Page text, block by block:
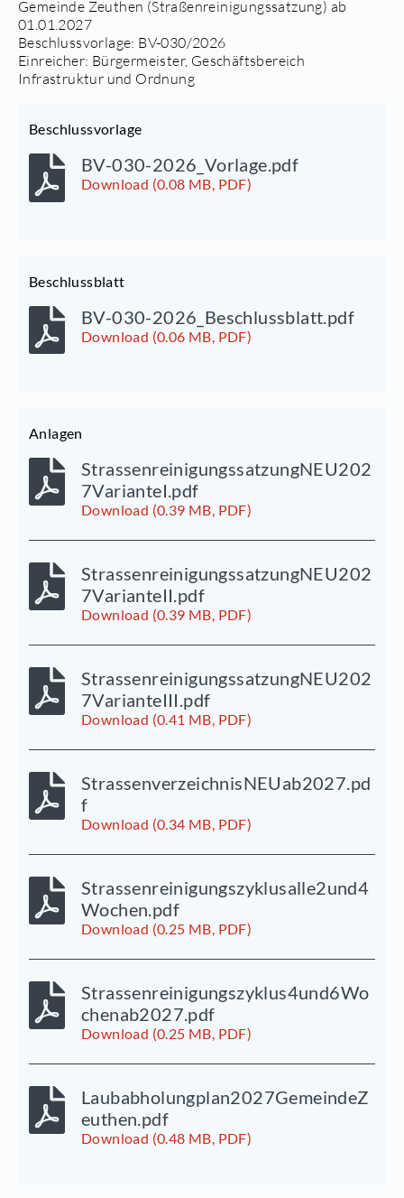
Gemeinde Zeuthen (Straßenreinigungssatzung) ab
01.01.2027
Beschlussvorlage: BV-030/2026
Einreicher: Bürgermeister, Geschäftsbereich
Infrastruktur und Ordnung
Beschlussvorlage
BV-030-2026_Vorlage.pdf
Download (0.08 MB, PDF)
Beschlussblatt
BV-030-2026_Beschlussblatt.pdf
Download (0.06 MB, PDF)
Anlagen
StrassenreinigungssatzungNEU202
7VarianteI.pdf
Download (0.39 MB, PDF)
StrassenreinigungssatzungNEU202
7VarianteII.pdf
Download (0.39 MB, PDF)
StrassenreinigungssatzungNEU202
7VarianteIII.pdf
Download (0.41 MB, PDF)
StrassenverzeichnisNEUab2027.pd
f
Download (0.34 MB, PDF)
Strassenreinigungszyklusalle2und4
Wochen.pdf
Download (0.25 MB, PDF)
Strassenreinigungszyklus4und6Wo
chenab2027.pdf
Download (0.25 MB, PDF)
Laubabholungplan2027GemeindeZ
euthen.pdf
Download (0.48 MB, PDF)